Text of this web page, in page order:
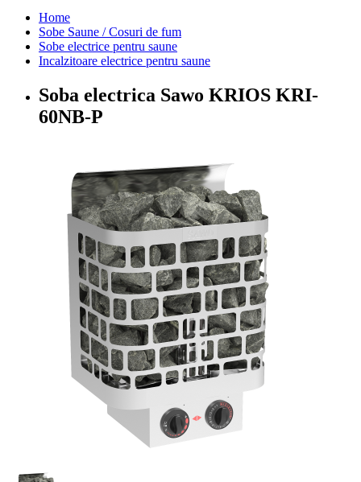
Home
Sobe Saune / Cosuri de fum
Sobe electrice pentru saune
Incalzitoare electrice pentru saune
Soba electrica Sawo KRIOS KRI-
60NB-P